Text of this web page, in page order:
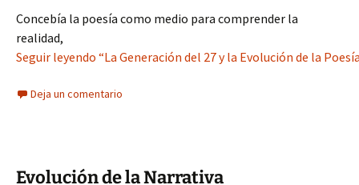
Concebía la poesía como medio para comprender la
realidad,
Seguir leyendo “La Generación del 27 y la Evolución de la
Deja un comentario
Evolución de la Narrativa